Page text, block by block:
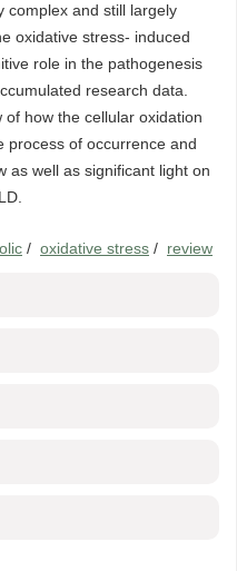
complex and still largely
oxidative stress- induced
role in the pathogenesis
research data.
how the cellular oxidation
process of occurrence and
as well as significant light on
/ oxidative stress / review